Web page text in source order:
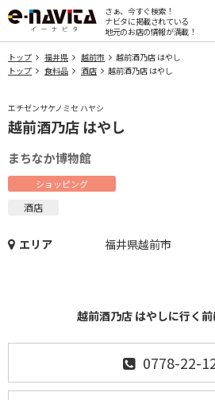
さぁ、今すぐ検索！
ナビタに掲載されている
地元のお店の情報が満載！
トップ 福井県 越前市
越前酒乃店 はやし
トップ
食料品 酒店 越前酒乃店 はやし
エチゼンサケノミセ ハヤシ
越前酒乃店 はやし
まちなか博物館
ショッピング
酒店
エリア 福井県越前市
越前酒乃店 はやしに行く前
0778-22-